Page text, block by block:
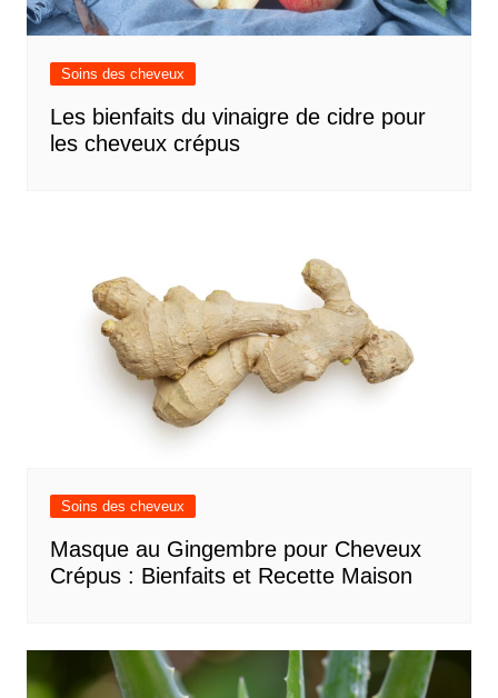
Soins des cheveux
Les bienfaits du vinaigre de cidre pour
les cheveux crépus
Soins des cheveux
Masque au Gingembre pour Cheveux
Crépus : Bienfaits et Recette Maison